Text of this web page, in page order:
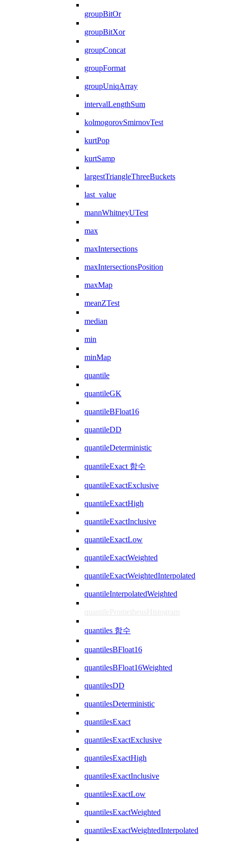
groupBitOr
groupBitXor
groupConcat
groupFormat
groupUniqArray
intervalLengthSum
kolmogorovSmirnovTest
kurtPop
kurtSamp
largestTriangleThreeBuckets
last_value
mannWhitneyUTest
max
maxIntersections
maxIntersectionsPosition
maxMap
meanZTest
median
min
minMap
quantile
quantileGK
quantileBFloat16
quantileDD
quantileDeterministic
quantileExact 함수
quantileExactExclusive
quantileExactHigh
quantileExactInclusive
quantileExactLow
quantileExactWeighted
quantileExactWeightedInterpolated
quantileInterpolatedWeighted
quantilePrometheusHistogram
quantiles 함수
quantilesBFloat16
quantilesBFloat16Weighted
quantilesDD
quantilesDeterministic
quantilesExact
quantilesExactExclusive
quantilesExactHigh
quantilesExactInclusive
quantilesExactLow
quantilesExactWeighted
quantilesExactWeightedInterpolated